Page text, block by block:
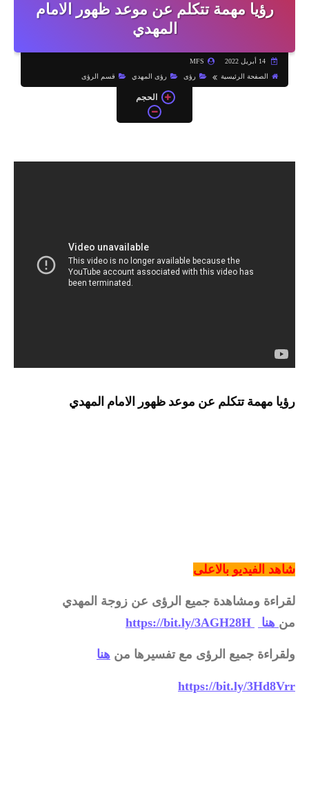
رؤيا مهمة تتكلم عن موعد ظهور الامام
المهدي
14 أبريل 2022 MFS
الصفحة الرئيسية رؤى رؤى المهدي قسم الرؤى
الحجم
رؤيا مهمة تتكلم عن موعد ظهور الامام المهدي
شاهد الفيديو بالاعلى
لقراءة ومشاهدة جميع الرؤى عن زوجة المهدي
من هنا https://bit.ly/3AGH28H
ولقراءة جميع الرؤى مع تفسيرها من هنا
https://bit.ly/3Hd8Vrr